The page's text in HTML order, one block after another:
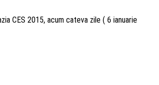
CES 2015, acum cateva zile ( 6 ianuarie